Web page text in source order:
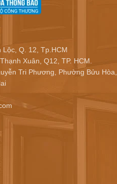
Q. 12, Tp.HCM
Xuân, Q12, TP. HCM.
Tri Phương, Phường Bửu Hòa,